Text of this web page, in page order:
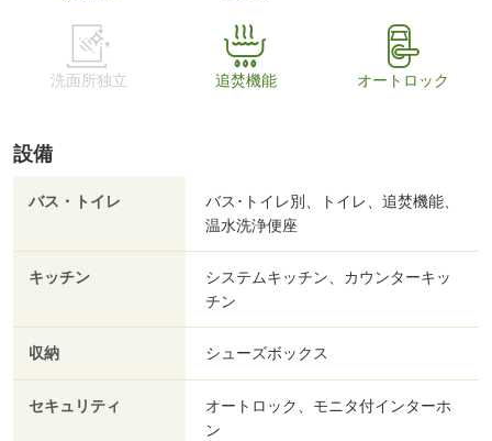
洗面所独立 追焚機能 オートロック
設備
バス・トイレ
バス･トイレ別、トイレ、追焚機能、
温水洗浄便座
キッチン
システムキッチン、カウンターキッ
チン
収納 シューズボックス
セキュリティ
オートロック、モニタ付インターホ
ン